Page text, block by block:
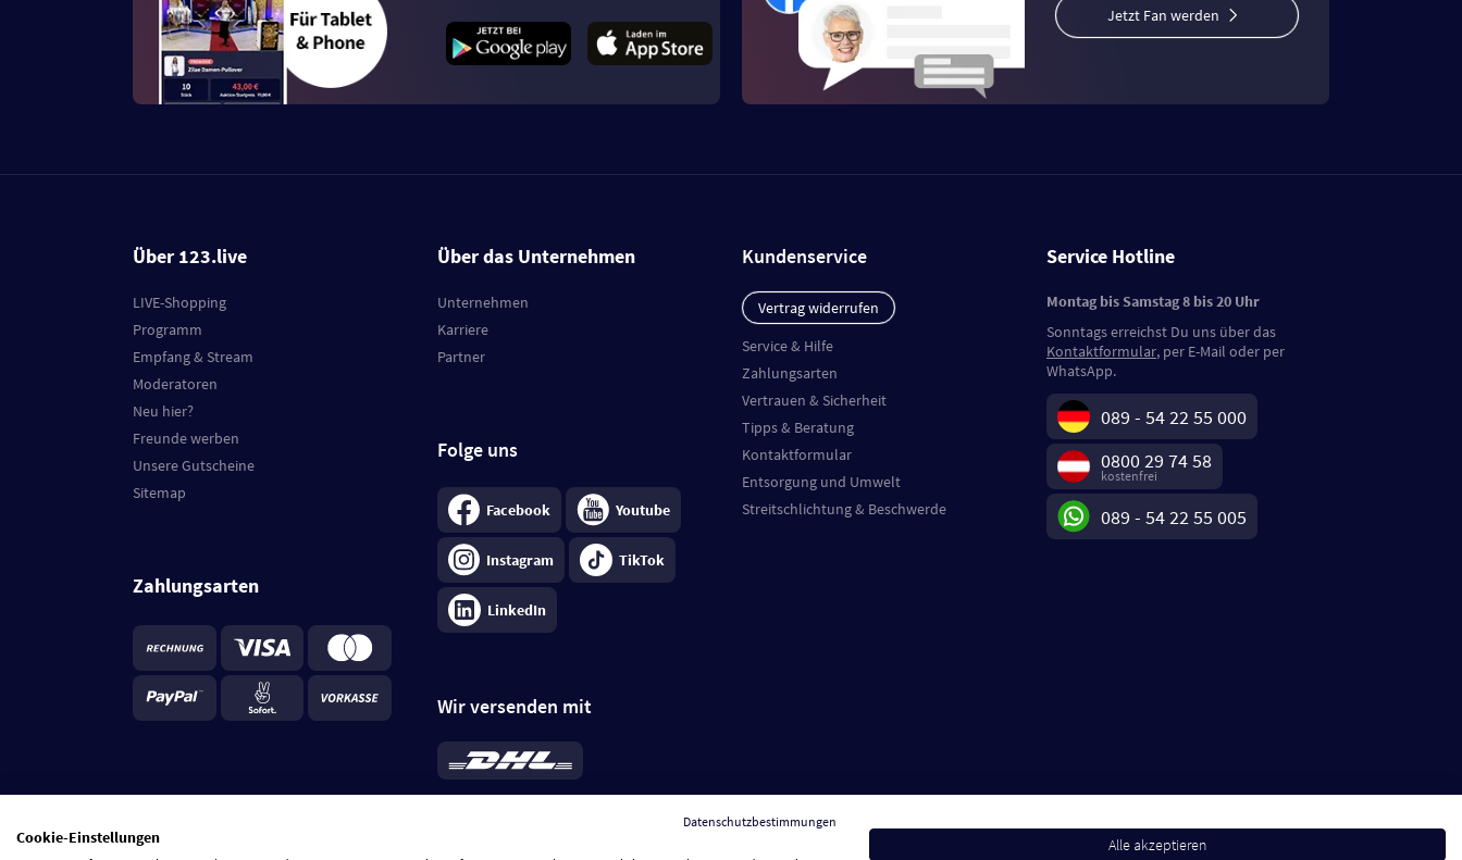
Jetzt Fan werden
Über 123.live
LIVE-Shopping
Programm
Empfang & Stream
Moderatoren
Neu hier?
Freunde werben
Unsere Gutscheine
Sitemap
Zahlungsarten
Über das Unternehmen
Unternehmen
Karriere
Partner
Folge uns
Facebook Youtube
Instagram TikTok
LinkedIn
Wir versenden mit
*Standard 6,95 €; bei Kühlware zzgl. 0,99 €
je Bestellung, insgesamt 7,94 €. Lieferzeit3-
Kundenservice
Vertrag widerrufen
Service & Hilfe
Zahlungsarten
Vertrauen & Sicherheit
Tipps & Beratung
Kontaktformular
Entsorgung und Umwelt
Streitschlichtung & Beschwerde
Service Hotline
Montag bis Samstag 8 bis 20 Uhr
Sonntags erreichst Du uns über das
Kontaktformular, per E-Mail oder per
WhatsApp.
089 - 54 22 55 000
0800 29 74 58
kostenfrei
089 - 54 22 55 005
Datenschutzbestimmungen
Cookie-Einstellungen Alle akzeptieren